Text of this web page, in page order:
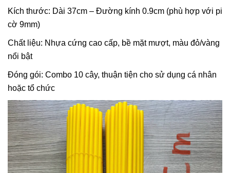
Kích thước: Dài 37cm – Đường kính 0.9cm (phù hợp với pi
cờ 9mm)
Chất liệu: Nhựa cứng cao cấp, bề mặt mượt, màu đỏ/vàng
nổi bật
Đóng gói: Combo 10 cây, thuận tiện cho sử dụng cá nhân
hoặc tổ chức